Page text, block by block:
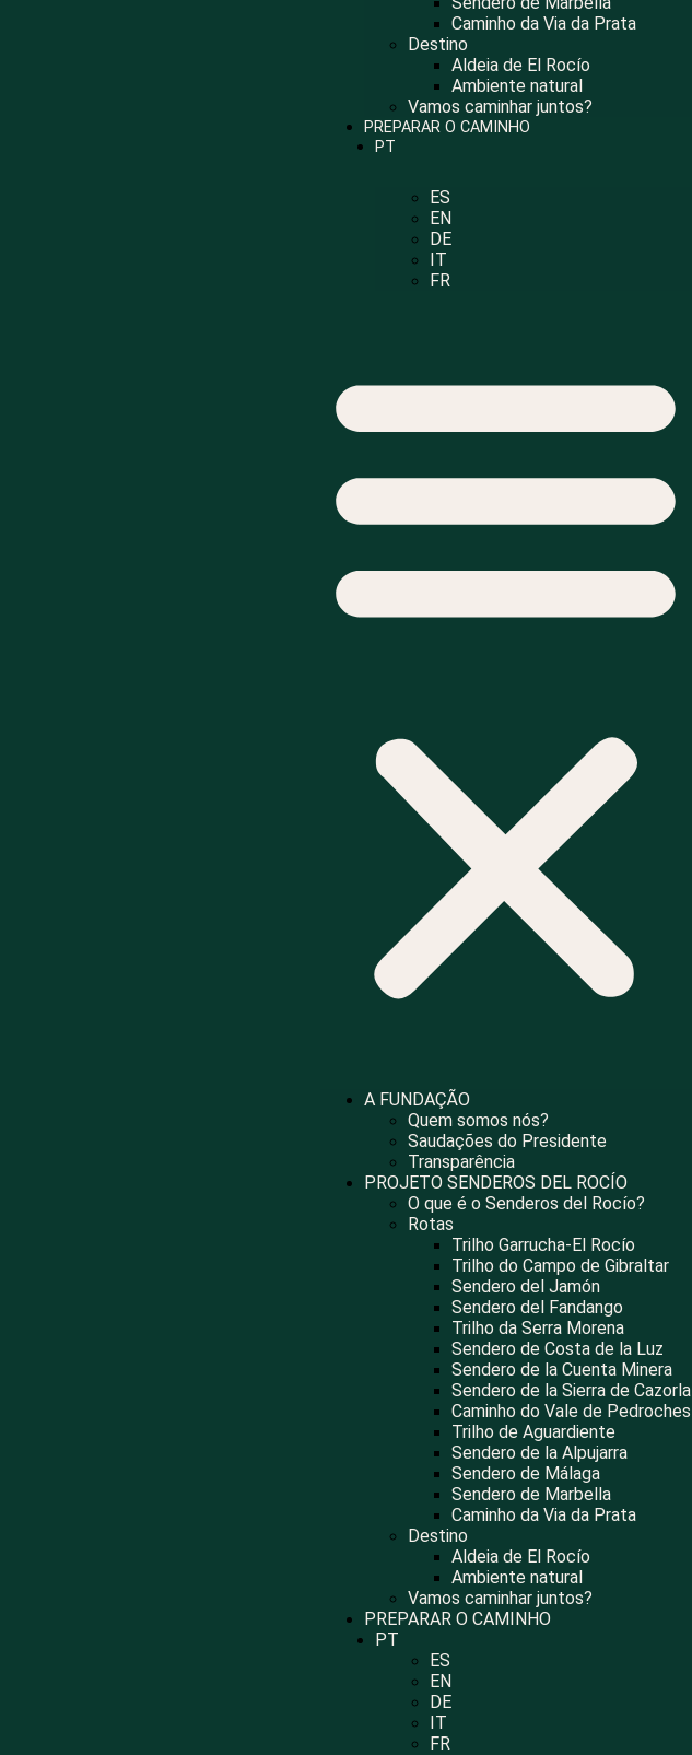
Caminho da Via da Prata
Destino
Aldeia de El Rocío
Ambiente natural
Vamos caminhar juntos?
PREPARAR O CAMINHO
PT
ES
EN
DE
IT
FR
A FUNDAÇÃO
Quem somos nós?
Saudações do Presidente
Transparência
PROJETO SENDEROS DEL ROCÍO
O que é o Senderos del Rocío?
Rotas
Trilho Garrucha-El Rocío
Trilho do Campo de Gibraltar
Sendero del Jamón
Sendero del Fandango
Trilho da Serra Morena
Sendero de Costa de la Luz
Sendero de la Cuenta Minera
Sendero de la Sierra de Cazorla
Caminho do Vale de Pedroches
Trilho de Aguardiente
Sendero de la Alpujarra
Sendero de Málaga
Sendero de Marbella
Caminho da Via da Prata
Destino
Aldeia de El Rocío
Ambiente natural
Vamos caminhar juntos?
PREPARAR O CAMINHO
PT
ES
EN
DE
IT
FR